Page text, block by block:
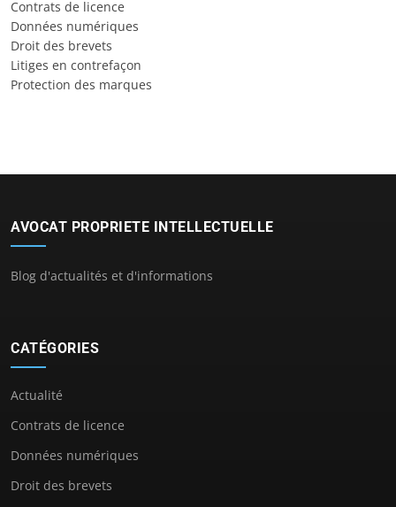
Contrats de licence
Données numériques
Droit des brevets
Litiges en contrefaçon
Protection des marques
AVOCAT PROPRIETE INTELLECTUELLE
Blog d'actualités et d'informations
CATÉGORIES
Actualité
Contrats de licence
Données numériques
Droit des brevets